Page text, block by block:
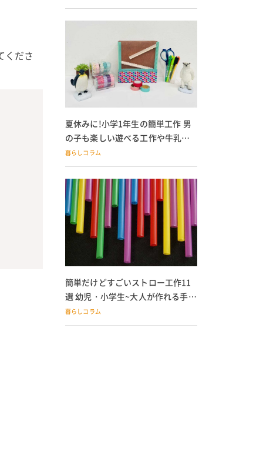
くださ
夏休みに!小学1年生の簡単工作 男
の子も楽しい遊べる工作や牛乳パ
ック貯金箱も
暮らしコラム
簡単だけどすごいストロー工作11
選 幼児・小学生~大人が作れる手作
りおもちゃ
暮らしコラム